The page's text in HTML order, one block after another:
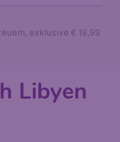
exklusive € 19,99
Libyen